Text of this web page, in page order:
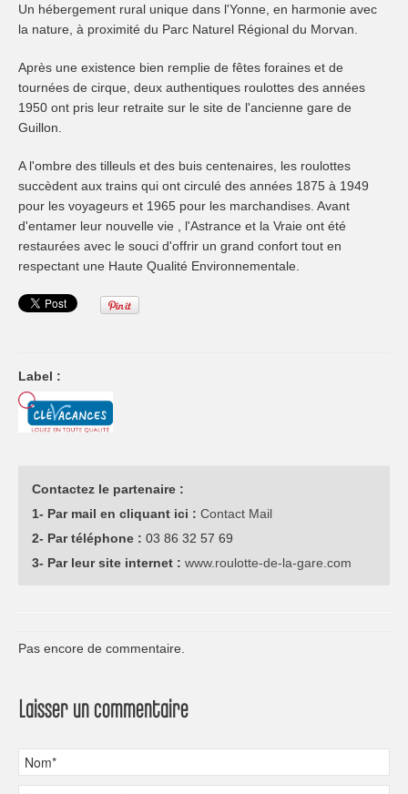
Un hébergement rural unique dans l'Yonne, en harmonie avec
la nature, à proximité du Parc Naturel Régional du Morvan.
Après une existence bien remplie de fêtes foraines et de
tournées de cirque, deux authentiques roulottes des années
1950 ont pris leur retraite sur le site de l'ancienne gare de
Guillon.
A l'ombre des tilleuls et des buis centenaires, les roulottes
succèdent aux trains qui ont circulé des années 1875 à 1949
pour les voyageurs et 1965 pour les marchandises. Avant
d'entamer leur nouvelle vie , l'Astrance et la Vraie ont été
restaurées avec le souci d'offrir un grand confort tout en
respectant une Haute Qualité Environnementale.
Label :
Contactez le partenaire :
1- Par mail en cliquant ici : Contact Mail
2- Par téléphone : 03 86 32 57 69
3- Par leur site internet : www.roulotte-de-la-gare.com
Pas encore de commentaire.
Laisser un commentaire